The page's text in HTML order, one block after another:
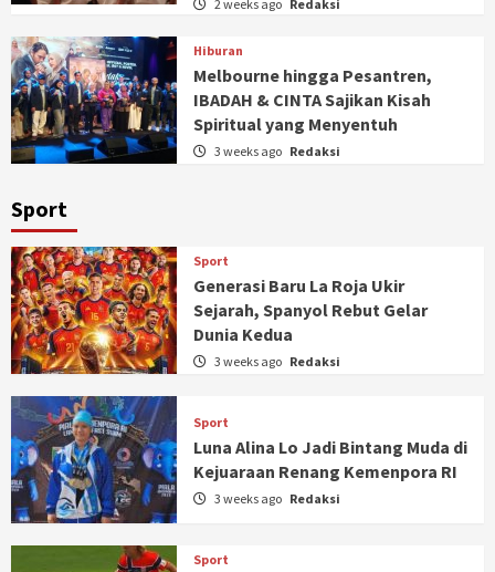
2 weeks ago Redaksi
Hiburan
Melbourne hingga Pesantren,
IBADAH & CINTA Sajikan Kisah
Spiritual yang Menyentuh
3 weeks ago Redaksi
Sport
Sport
Generasi Baru La Roja Ukir
Sejarah, Spanyol Rebut Gelar
Dunia Kedua
3 weeks ago Redaksi
Sport
Luna Alina Lo Jadi Bintang Muda di
Kejuaraan Renang Kemenpora RI
3 weeks ago Redaksi
Sport